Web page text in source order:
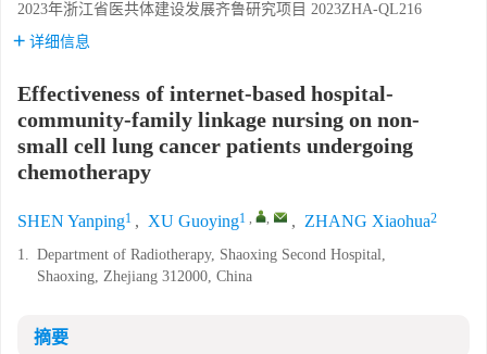
2023年浙江省医共体建设发展齐鲁研究项目 2023ZHA-QL216
详细信息
Effectiveness of internet-based hospital-
community-family linkage nursing on non-
small cell lung cancer patients undergoing
chemotherapy
SHEN Yanping1 , XU Guoying1 , , , ZHANG Xiaohua2
1. Department of Radiotherapy, Shaoxing Second Hospital,
Shaoxing, Zhejiang 312000, China
摘要